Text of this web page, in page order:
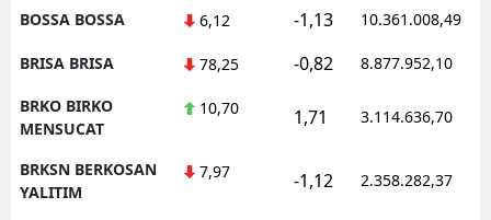
BOSSA BOSSA 6,12 -1,13 10.361.008,49
BRISA BRISA 78,25 -0,82 8.877.952,10
BRKO BIRKO
MENSUCAT
10,70 1,71 3.114.636,70
BRKSN BERKOSAN
YALITIM
7,97 -1,12 2.358.282,37